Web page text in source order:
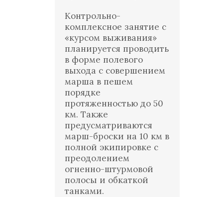
Контрольно-
комплексное занятие с
«курсом выживания»
планируется проводить
в форме полевого
выхода с совершением
марша в пешем
порядке
протяженностью до 50
км. Также
предусматриваются
марш-броски на 10 км в
полной экипировке с
преодолением
огненно-штурмовой
полосы и обкаткой
танками.